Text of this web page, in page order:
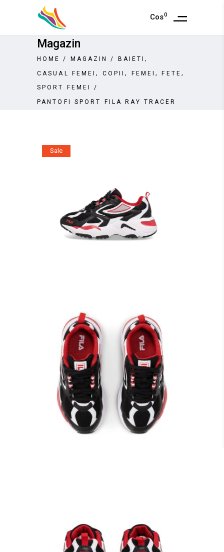
Cos0
Magazin
HOME / MAGAZIN / BAIETI,
CASUAL FEMEI, COPII, FEMEI,FETE ,
SPORT FEMEI /
PANTOFI SPORT FILA RAY TRACER
Sale